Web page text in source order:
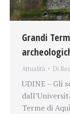
Grandi
Attualità Di
UDINE – Gli
Terme di